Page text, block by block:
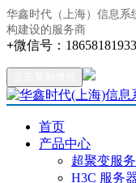
华鑫时代（上海）信息
构建设的服务商
+微信号： 18658181933
首页
产品中心
超聚变服
H3C 服务